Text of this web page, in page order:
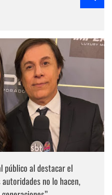
público al destacar el
no lo hacen,